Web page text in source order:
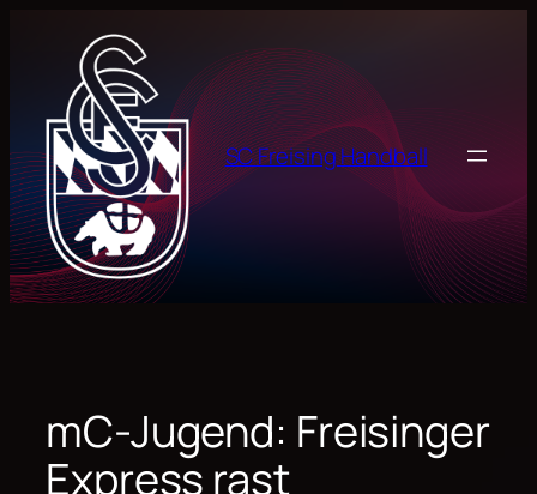
springen
SC Freising Handball
mC-Jugend: Freisinger
Express rast